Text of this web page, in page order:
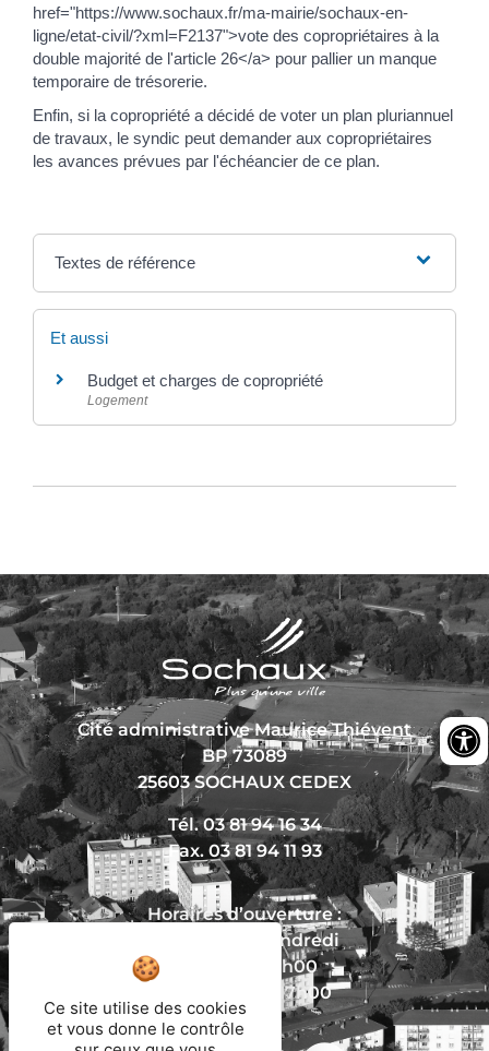
href="https://www.sochaux.fr/ma-mairie/sochaux-en-
ligne/etat-civil/?xml=F2137">vote des copropriétaires à la
double majorité de l'article 26</a> pour pallier un manque
temporaire de trésorerie.
Enfin, si la copropriété a décidé de voter un plan pluriannuel
de travaux, le syndic peut demander aux copropriétaires
les avances prévues par l'échéancier de ce plan.
Textes de référence
Et aussi
Budget et charges de copropriété
Logement
Cité administrative Maurice Thiévent
BP 73089
25603 SOCHAUX CEDEX
Tél. 03 81 94 16 34
Fax. 03 81 94 11 93
Horaires d’ouverture :
Du lundi au vendredi
De 8h30 à 12h00
Et de 13h30 à 17h00
Ce site utilise des cookies
et vous donne le contrôle